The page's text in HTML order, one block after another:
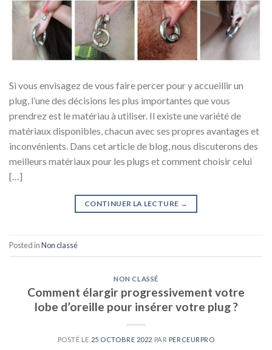
Si vous envisagez de vous faire percer pour y accueillir un
plug, l’une des décisions les plus importantes que vous
prendrez est le matériau à utiliser. Il existe une variété de
matériaux disponibles, chacun avec ses propres avantages et
inconvénients. Dans cet article de blog, nous discuterons des
meilleurs matériaux pour les plugs et comment choisir celui
[…]
CONTINUER LA LECTURE →
Posted inNon classé
NON CLASSÉ
Comment élargir progressivement votre
lobe d’oreille pour insérer votre plug ?
POSTÉ LE 25 OCTOBRE 2022 PAR PERCEURPRO